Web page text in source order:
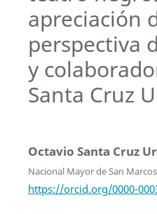
apreciación
perspectiva
y
Santa Cruz
Octavio Santa Cruz
Nacional Mayor de San
https://orcid.org/0000-